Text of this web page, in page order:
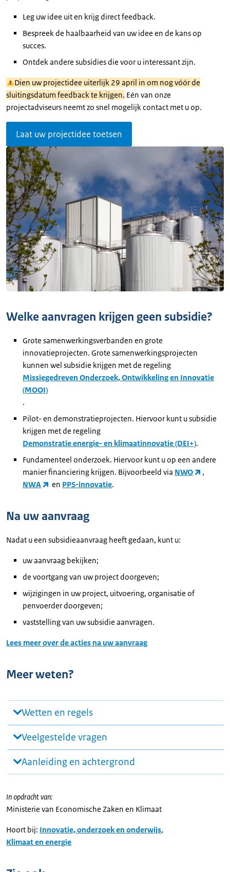
Leg uw idee uit en krijg direct feedback.
Bespreek de haalbaarheid van uw idee en de kans op
succes.
Ontdek andere subsidies die voor u interessant zijn.
Dien uw projectidee uiterlijk 29 april in om nog vóór de
sluitingsdatum feedback te krijgen. Eén van onze
projectadviseurs neemt zo snel mogelijk contact met u op.
Laat uw projectidee toetsen
Welke aanvragen krijgen geen subsidie?
Grote samenwerkingsverbanden en grote
innovatieprojecten. Grote samenwerkingsprojecten
kunnen wel subsidie krijgen met de regeling
Missiegedreven Onderzoek, Ontwikkeling en Innovatie
(MOOI)
.
Pilot- en demonstratieprojecten. Hiervoor kunt u subsidie
krijgen met de regeling
Demonstratie energie- en klimaatinnovatie (DEI+).
Fundamenteel onderzoek. Hiervoor kunt u op een andere
manier financiering krijgen. Bijvoorbeeld via NWO
,
NWA
en PPS-innovatie.
Na uw aanvraag
Nadat u een subsidieaanvraag heeft gedaan, kunt u:
uw aanvraag bekijken;
de voortgang van uw project doorgeven;
wijzigingen in uw project, uitvoering, organisatie of
penvoerder doorgeven;
vaststelling van uw subsidie aanvragen.
Lees meer over de acties na uw aanvraag
Meer weten?
Wetten en regels
Veelgestelde vragen
Aanleiding en achtergrond
In opdracht van:
Ministerie van Economische Zaken en Klimaat
Hoort bij: Innovatie, onderzoek en onderwijs,
Klimaat en energie